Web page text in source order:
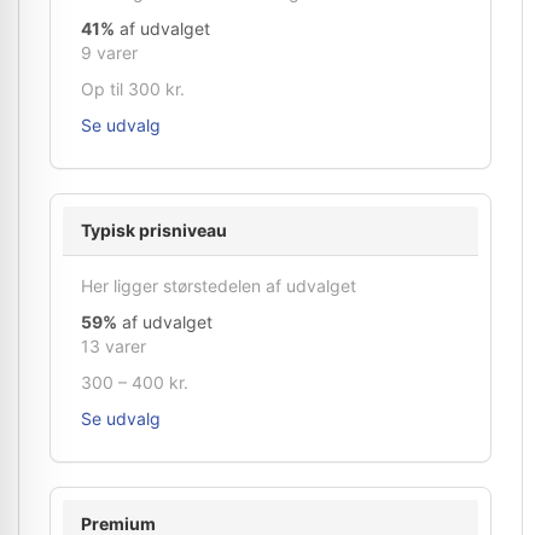
41% af udvalget
9 varer
Op til 300 kr.
Se udvalg
Typisk prisniveau
Her ligger størstedelen af udvalget
59% af udvalget
13 varer
300 – 400 kr.
Se udvalg
Premium